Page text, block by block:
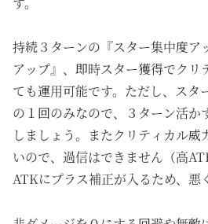
持続３ターンの『スター集中度ア
アップ』、即時スター獲得でクリ
ても運用可能です。ただし、スタ
の１回のみなので、３ターン活か
しましょう。またクリティカル威
いので、過信はできません（高
ATKにプラス補正が入るため、悪